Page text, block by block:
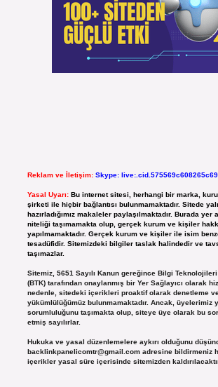
Reklam ve İletişim: Skype: live:.cid.575569c608265c69
Yasal Uyarı: Bu internet sitesi, herhangi bir marka,
şirketi ile hiçbir bağlantısı bulunmamaktadır. Sitede
hazırladığımız makaleler paylaşılmaktadır. Burada
niteliği taşımamakta olup, gerçek kurum ve kişiler
yapılmamaktadır. Gerçek kurum ve kişiler ile isim
tesadüfidir. Sitemizdeki bilgiler taslak halindedir ve
taşımazlar.
Sitemiz, 5651 Sayılı Kanun gereğince Bilgi
(BTK) tarafından onaylanmış bir Yer Sağlayıcı olarak
nedenle, sitedeki içerikleri proaktif olarak denetleme
yükümlülüğümüz bulunmamaktadır. Ancak, üyelerimiz
sorumluluğunu taşımakta olup, siteye üye olarak bu
etmiş sayılırlar.
Hukuka ve yasal düzenlemelere aykırı olduğunu
backlinkpanelicomtr@gmail.comadresine bildirmeniz
içerikler yasal süre içerisinde sitemizden